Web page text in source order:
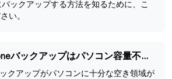
ックアップする方法を知るために、こ
い。
【解決済み】iPhoneバックアップはパソコン容量不足でできない
クアップがパソコンに十分な空き領域が